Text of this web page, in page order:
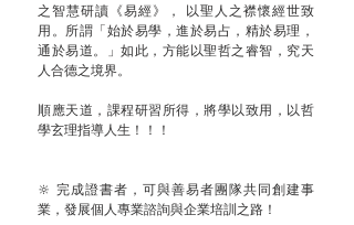
之智慧研讀《易經》， 以聖人之襟懷經世致
用。所謂「始於易學，進於易占，精於易理，
通於易道。」如此，方能以聖哲之睿智，究天
人合德之境界。
順應天道，課程研習所得，將學以致用，以哲
學玄理指導人生！！！
🔆 完成證書者，可與善易者團隊共同創建事
業，發展個人專業諮詢與企業培訓之路！